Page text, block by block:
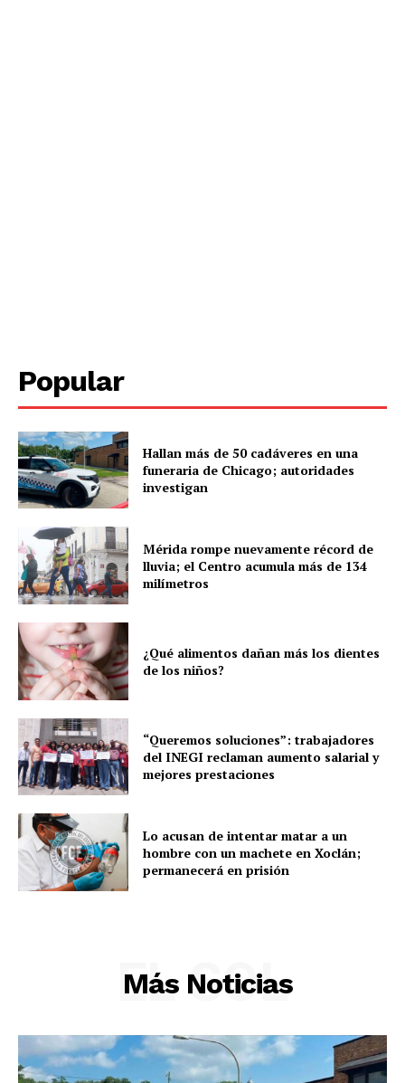
Menú
Yucatán
Sociedad y Negocios
Policíacas
Política
Municipios
Popular
Hallan más de 50 cadáveres en una
funeraria de Chicago; autoridades
investigan
Mérida rompe nuevamente récord de
lluvia; el Centro acumula más de 134
milímetros
¿Qué alimentos dañan más los dientes
de los niños?
“Queremos soluciones”: trabajadores
del INEGI reclaman aumento salarial y
mejores prestaciones
Lo acusan de intentar matar a un
hombre con un machete en Xoclán;
permanecerá en prisión
Más Noticias
EL SOL